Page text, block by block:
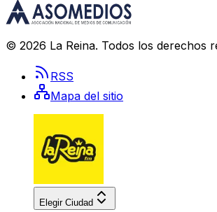
© 2026 La Reina. Todos los derechos
RSS
Mapa del sitio
Elegir Ciudad